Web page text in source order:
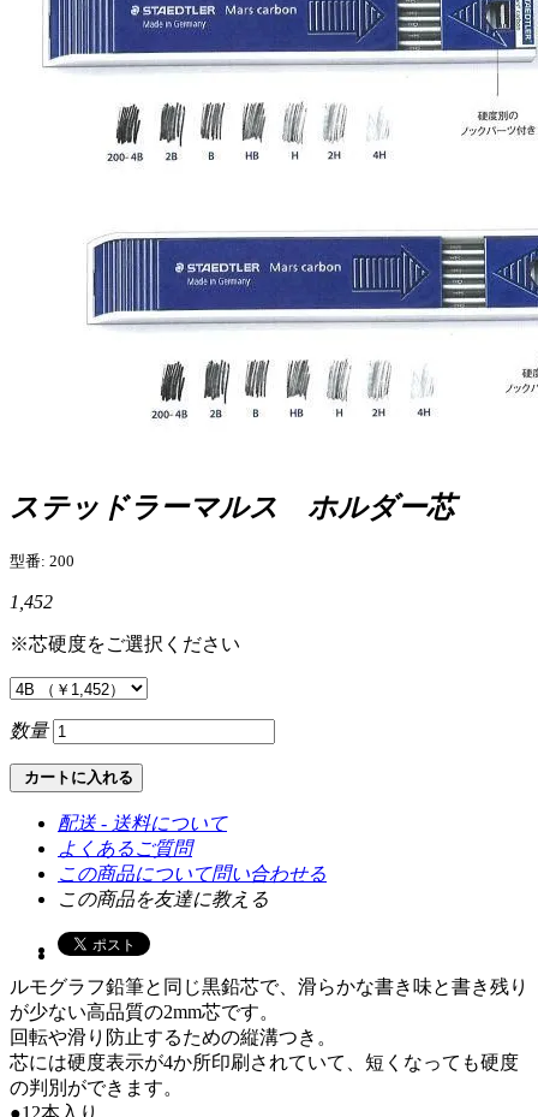
ステッドラーマルス ホルダー芯
型番: 200
1,452
※芯硬度をご選択ください
数量
カートに入れる
配送 - 送料について
よくあるご質問
この商品について問い合わせる
この商品を友達に教える
ルモグラフ鉛筆と同じ黒鉛芯で、滑らかな書き味と書き残り
が少ない高品質の2mm芯です。
回転や滑り防止するための縦溝つき。
芯には硬度表示が4か所印刷されていて、短くなっても硬度
の判別ができます。
●12本入り